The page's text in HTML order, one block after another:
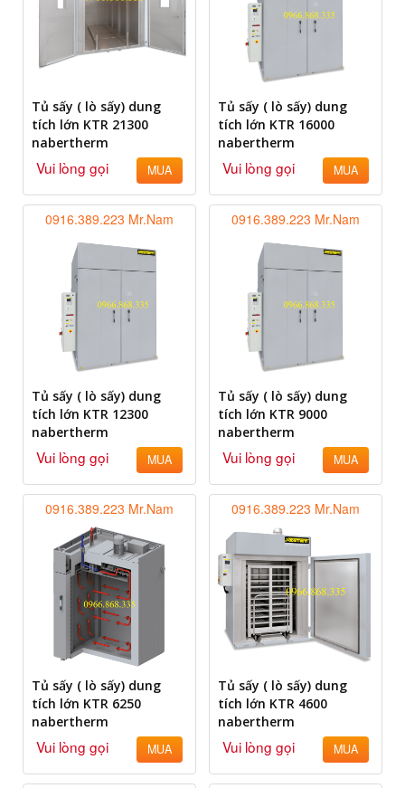
Tủ sấy ( lò sấy) dung
tích lớn KTR 21300
nabertherm
Vui lòng gọi MUA
Tủ sấy ( lò sấy) dung
tích lớn KTR 16000
nabertherm
Vui lòng gọi MUA
0916.389.223 Mr.Nam
Tủ sấy ( lò sấy) dung
tích lớn KTR 12300
nabertherm
Vui lòng gọi MUA
0916.389.223 Mr.Nam
Tủ sấy ( lò sấy) dung
tích lớn KTR 9000
nabertherm
Vui lòng gọi MUA
0916.389.223 Mr.Nam
Tủ sấy ( lò sấy) dung
tích lớn KTR 6250
nabertherm
Vui lòng gọi MUA
0916.389.223 Mr.Nam
Tủ sấy ( lò sấy) dung
tích lớn KTR 4600
nabertherm
Vui lòng gọi MUA